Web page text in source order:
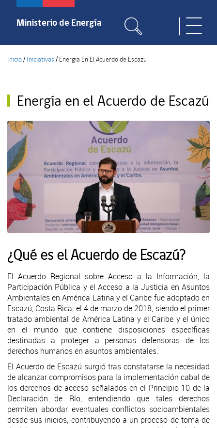
Pasar
contenido
Ministerio de Energía
Inicio/ Iniciativas / Energia En El Acuerdo de Escazu
Energía en el Acuerdo de Escazú
¿Qué es el Acuerdo de Escazú?
El Acuerdo Regional sobre Acceso a la Información, la
Participación Pública y el Acceso a la Justicia en Asuntos
Ambientales en América Latina y el Caribe fue adoptado en
Escazú, Costa Rica, el 4 de marzo de 2018, siendo el primer
tratado ambiental de América Latina y el Caribe y el único
en el mundo que contiene disposiciones específicas
destinadas a proteger a personas defensoras de los
derechos humanos en asuntos ambientales.
El Acuerdo de Escazú surgió tras constatarse la necesidad
de alcanzar compromisos para la implementación cabal de
los derechos de acceso señalados en el Principio 10 de la
Declaración de Río, entendiendo que tales derechos
permiten abordar eventuales conflictos socioambientales
desde sus inicios, contribuyendo a un proceso de toma de